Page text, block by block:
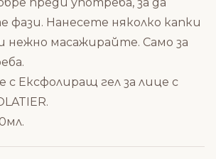
преди употреба, за да
фази. Нанесете няколко капки
нежно масажирайте. Само за
с Е ксфолиращ гел за лице с
.